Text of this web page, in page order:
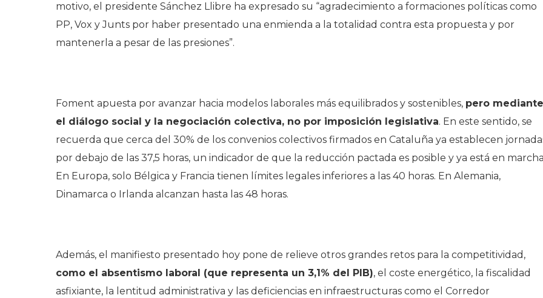
motivo, el presidente Sánchez Llibre ha expresado su “agradecimiento a formaciones políticas como
PP, Vox y Junts por haber presentado una enmienda a la totalidad contra esta propuesta y por
mantenerla a pesar de las presiones”.
Foment apuesta por avanzar hacia modelos laborales más equilibrados y sostenibles, pero mediante
el diálogo social y la negociación colectiva, no por imposición legislativa. En este sentido, se
recuerda que cerca del 30% de los convenios colectivos firmados en Cataluña ya establecen
por debajo de las 37,5 horas, un indicador de que la reducción pactada es posible y ya está en
En Europa, solo Bélgica y Francia tienen límites legales inferiores a las 40 horas. En Alemania,
Dinamarca o Irlanda alcanzan hasta las 48 horas.
Además, el manifiesto presentado hoy pone de relieve otros grandes retos para la competitividad,
como el absentismo laboral (que representa un 3,1% del PIB), el coste energético, la fiscalidad
asfixiante, la lentitud administrativa y las deficiencias en infraestructuras como el Corredor